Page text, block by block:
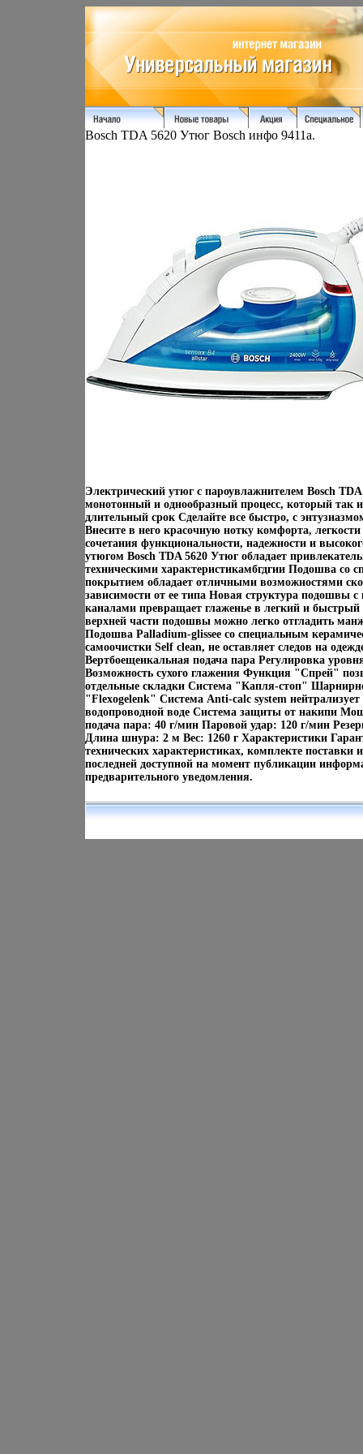
Bosch TDA 5620 Утюг Bosch инфо 9411a.
Электрический утюг с пароувлажнителем Bosch
монотонный и однообразный процесс, который так и
длительный срок Сделайте все быстро, с
Внесите в него красочную нотку комфорта,
сочетания функциональности, надежности и
утюгом Bosch TDA 5620 Утюг обладает
техническими характеристикамбгдгии Подошва со
покрытием обладает отличными возможностями
зависимости от ее типа Новая структура
каналами превращает глаженье в легкий и быстрый
верхней части подошвы можно легко отгладить
Подошва Palladium-glissee со специальным
самоочистки Self clean, не оставляет следов на
Вертбоещеикальная подача пара Регулировка
Возможность сухого глажения Функция "Спрей"
отдельные складки Система "Капля-стоп"
"Flexogelenk" Система Anti-calc system
водопроводной воде Система защиты от накипи
подача пара: 40 г/мин Паровой удар: 120 г/мин
Длина шнура: 2 м Вес: 1260 г Характеристики
технических характеристиках, комплекте
последней доступной на момент публикации
предварительного уведомления.